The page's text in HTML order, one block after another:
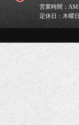
営業時間：
定休日：木曜